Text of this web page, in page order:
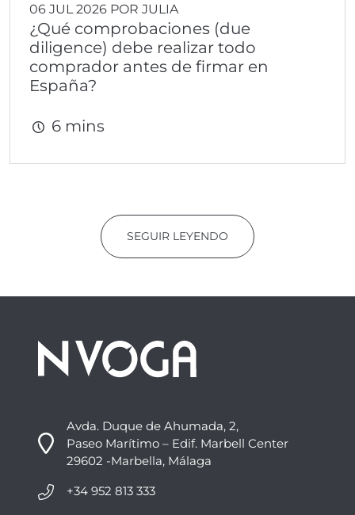
06 JUL 2026 POR JULIA
¿Qué comprobaciones (due
diligence) debe realizar todo
comprador antes de firmar en
España?
6 mins
SEGUIR LEYENDO
Avda. Duque de Ahumada, 2,
Paseo Marítimo – Edif. Marbell Center
29602 -Marbella, Málaga
+34 952 813 333